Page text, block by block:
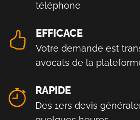
téléphone
EFFICACE
Votre demande est
avocats de la
RAPIDE
Des 1ers devis